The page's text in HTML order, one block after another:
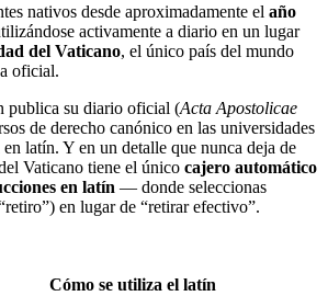
nativos desde aproximadamente el año
activamente a diario en un lugar
del Vaticano, el único país del mundo
oficial.
publica su diario oficial (Acta Apostolicae
de derecho canónico en las universidades
latín. Y en un detalle que nunca deja de
Vaticano tiene el único cajero automático
en latín — donde seleccionas
en lugar de “retirar efectivo”.
Cómo se utiliza el latín